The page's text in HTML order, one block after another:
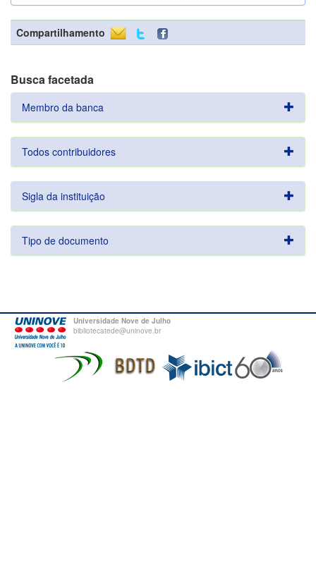
Compartilhamento
Busca facetada
Membro da banca
Todos contribuidores
Sigla da instituição
Tipo de documento
Universidade Nove de Julho
bibliotecatede@uninove.br